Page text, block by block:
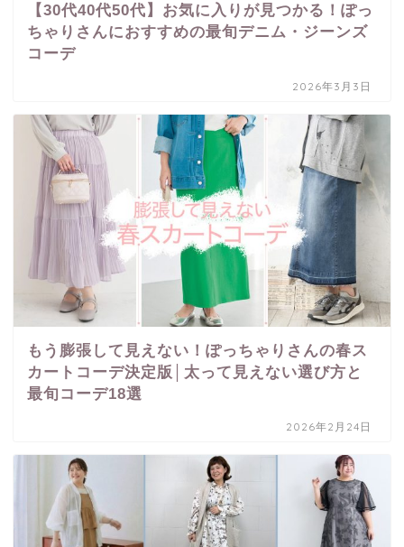
【30代40代50代】お気に入りが見つかる！ぽっ
ちゃりさんにおすすめの最旬デニム・ジーンズ
コーデ
2026年3月3日
もう膨張して見えない！ぽっちゃりさんの春ス
カートコーデ決定版│太って見えない選び方と
最旬コーデ18選
2026年2月24日